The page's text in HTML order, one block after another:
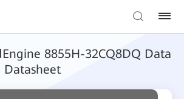
8855H-32CQ8DQ Data
Datasheet